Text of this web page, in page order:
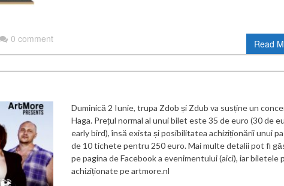
0 comment Read
Duminică 2 Iunie, trupa Zdob și Zdub va susține un
Haga. Prețul normal al unui bilet este 35 de euro (30 de
early bird), însă exista și posibilitatea achiziționării unui
de 10 tichete pentru 250 euro. Mai multe detalii pot fi
pe pagina de Facebook a evenimentului (aici), iar biletele
achiziționate pe artmore.nl